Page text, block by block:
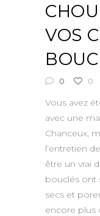
VOS
0 0
Vous avez
avec une
Chanceux,
l’entretien
être un vrai
bouclés ont
secs et
encore plus